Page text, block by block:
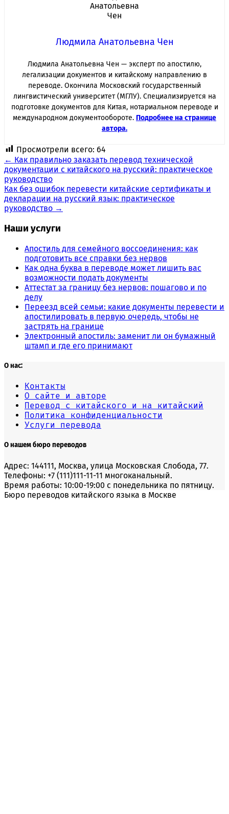
Людмила Анатольевна Чен
Людмила Анатольевна Чен — эксперт по апостилю,
легализации документов и китайскому направлению в
переводе. Окончила Московский государственный
лингвистический университет (МГЛУ). Специализируется на
подготовке документов для Китая, нотариальном переводе и
международном документообороте. Подробнее на странице
автора.
Просмотрели всего: 64
Навигация
по
записям
← Как правильно заказать перевод технической
документации с китайского на русский: практическое
руководство
Как без ошибок перевести китайские сертификаты и
декларации на русский язык: практическое
руководство →
Наши услуги
Апостиль для семейного воссоединения: как
подготовить все справки без нервов
Как одна буква в переводе может лишить вас
возможности подать документы
Аттестат за границу без нервов: пошагово и по
делу
Переезд всей семьи: какие документы перевести и
апостилировать в первую очередь, чтобы не
застрять на границе
Электронный апостиль: заменит ли он бумажный
штамп и где его принимают
О нас:
Контакты
О сайте и авторе
Перевод с китайского и на китайский
Политика конфиденциальности
Услуги перевода
О нашем бюро переводов
Адрес: 144111, Москва, улица Московская Слобода, 77.
Телефоны: +7 (111)111-11-11 многоканальный.
Время работы: 10:00-19:00 с понедельника по пятницу.
Бюро переводов китайского языка в Москве